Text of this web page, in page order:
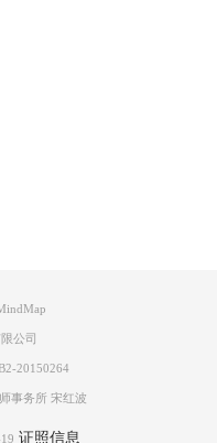
公司
20150264
事务所 宋红波
证照信息